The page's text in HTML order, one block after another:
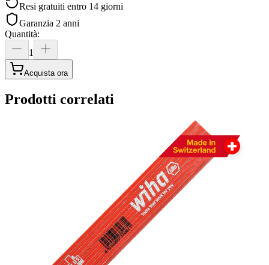
Resi gratuiti entro 14 giorni
Garanzia 2 anni
Quantità:
1
Acquista ora
Prodotti correlati